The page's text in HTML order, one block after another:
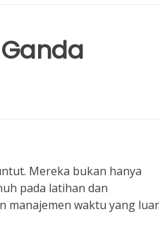
Mereka bukan hanya
pada latihan dan
manajemen waktu yang luar